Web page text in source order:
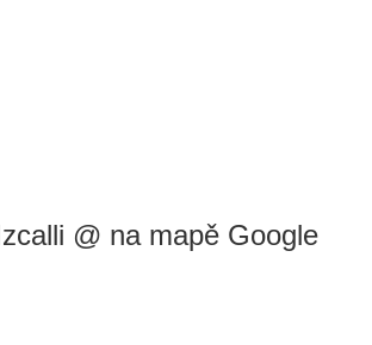
@ na mapě Google